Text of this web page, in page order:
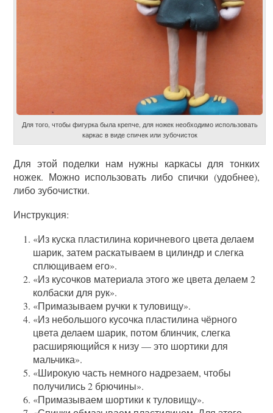
Для того, чтобы фигурка была крепче, для ножек необходимо использовать
каркас в виде спичек или зубочисток
Для этой поделки нам нужны каркасы для тонких
ножек. Можно использовать либо спички (удобнее),
либо зубочистки.
Инструкция:
«Из куска пластилина коричневого цвета делаем
шарик, затем раскатываем в цилиндр и слегка
сплющиваем его».
«Из кусочков материала этого же цвета делаем 2
колбаски для рук».
«Примазываем ручки к туловищу».
«Из небольшого кусочка пластилина чёрного
цвета делаем шарик, потом блинчик, слегка
расширяющийся к низу — это шортики для
мальчика».
«Широкую часть немного надрезаем, чтобы
получились 2 брючины».
«Примазываем шортики к туловищу».